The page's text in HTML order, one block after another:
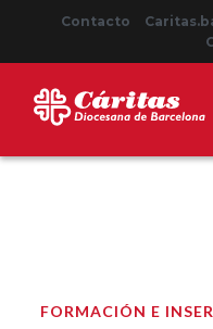
Contacto
FORMACIÓN E